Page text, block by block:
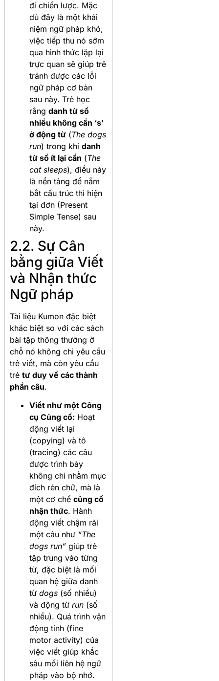
đi chiến lược. Mặc
dù đây là một khái
niệm ngữ pháp khó,
việc tiếp thu nó sớm
qua hình thức lặp lại
trực quan sẽ giúp trẻ
tránh được các lỗi
ngữ pháp cơ bản
sau này. Trẻ học
rằng danh từ số
nhiều không cần ‘s’
ở động từ (The dogs
run) trong khi danh
từ số ít lại cần (The
cat sleeps), điều này
là nền tảng để nắm
bắt cấu trúc thì hiện
tại đơn (Present
Simple Tense) sau
này.
2.2. Sự Cân
bằng giữa Viết
và Nhận thức
Ngữ pháp
Tài liệu Kumon đặc biệt
khác biệt so với các sách
bài tập thông thường ở
chỗ nó không chỉ yêu cầu
trẻ viết, mà còn yêu cầu
trẻ tư duy về các thành
phần câu.
Viết như một Công
cụ Củng cố: Hoạt
động viết lại
(copying) và tô
(tracing) các câu
được trình bày
không chỉ nhằm mục
đích rèn chữ, mà là
một cơ chế củng cố
nhận thức. Hành
động viết chậm rãi
một câu như “The
dogs run” giúp trẻ
tập trung vào từng
từ, đặc biệt là mối
quan hệ giữa danh
từ dogs (số nhiều)
và động từ run (số
nhiều). Quá trình vận
động tinh (fine
motor activity) của
việc viết giúp khắc
sâu mối liên hệ ngữ
pháp vào bộ nhớ.